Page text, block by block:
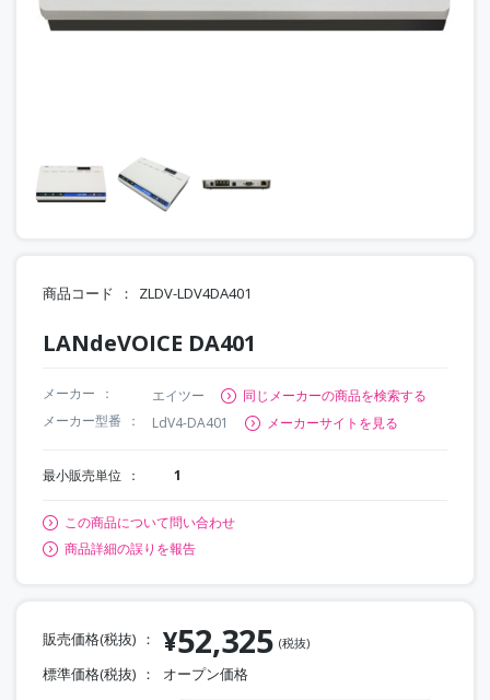
商品コード ZLDV-LDV4DA401
LANdeVOICE DA401
メーカー エイツー
同じメーカーの商品を検索する
メーカー型番
LdV4-DA401 メーカーサイトを見る
最小販売単位 1
この商品について問い合わせ
商品詳細の誤りを報告
販売価格(税抜) ¥52,325 (税抜)
標準価格(税抜) オープン価格